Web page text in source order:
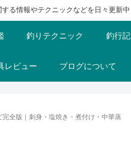
る情報やテクニックなどを日々更新中
釣りテクニック 釣行記
レビュー ブログについて
全版｜刺身・塩焼き・煮付け・中華蒸